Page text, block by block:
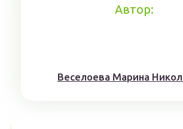
Автор:
Веселоева Марина